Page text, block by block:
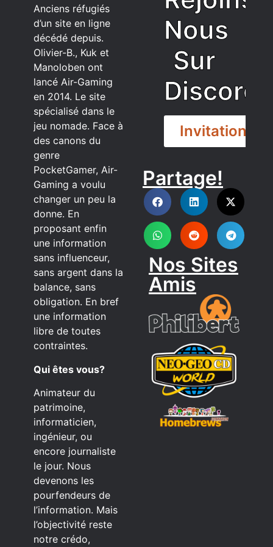
Anciens réfugiés
d’un site en ligne
décédé depuis.
Olivier-B., Kuk et
Manoloben ont
lancé Air-Gaming
en 2014. Le site
spécialisé dans le
jeu nomade. Face à
des canons du
genre
PocketGamer, Air-
Gaming a voulu
changer un peu la
donne. En
proposant enfin
une information
sans influenceur,
sans argent dans la
balance, sans
obligation. En bref
une information
libre de toutes
contraintes.
Qui êtes vous?
Animateur du
patrimoine,
informaticien,
ingénieur, ou
encore journaliste
le jour. Nous
devenons les
pourfendeurs de
l’information. Mais
l’objectivité reste
notre crédo,
Nous
Sur
Discord
Invitation
DISCORD
Partage!
Nos Sites
Amis